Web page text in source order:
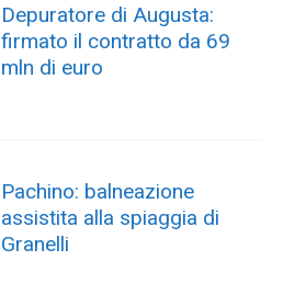
Depuratore di Augusta:
firmato il contratto da 69
mln di euro
Pachino: balneazione
assistita alla spiaggia di
Granelli